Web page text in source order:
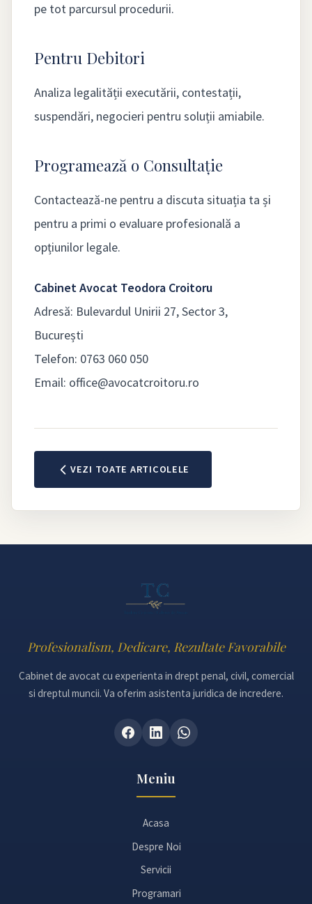
pe tot parcursul procedurii.
Pentru Debitori
Analiza legalității executării, contestații,
suspendări, negocieri pentru soluții amiabile.
Programează o Consultație
Contactează-ne pentru a discuta situația ta și
pentru a primi o evaluare profesională a
opțiunilor legale.
Cabinet Avocat Teodora Croitoru
Adresă: Bulevardul Unirii 27, Sector 3,
București
Telefon: 0763 060 050
Email: office@avocatcroitoru.ro
VEZI TOATE ARTICOLELE
Profesionalism, Dedicare, Rezultate Favorabile
Cabinet de avocat cu experienta in drept penal, civil, comercial
si dreptul muncii. Va oferim asistenta juridica de incredere.
Meniu
Acasa
Despre Noi
Servicii
Programari